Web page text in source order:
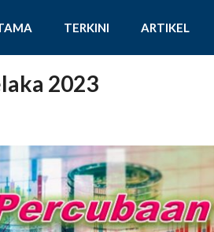
TERKINI ARTIKEL
2023